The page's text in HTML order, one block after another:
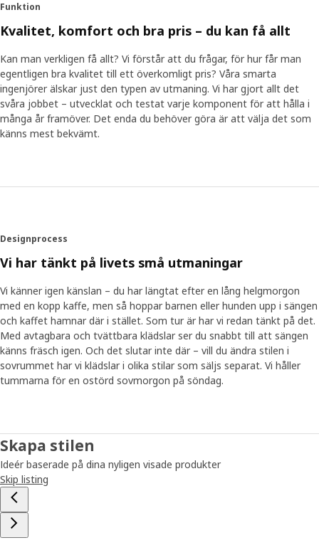
Funktion
Kvalitet, komfort och bra pris – du kan få allt
Kan man verkligen få allt? Vi förstår att du frågar, för hur får man
egentligen bra kvalitet till ett överkomligt pris? Våra smarta
ingenjörer älskar just den typen av utmaning. Vi har gjort allt det
svåra jobbet – utvecklat och testat varje komponent för att hålla i
många år framöver. Det enda du behöver göra är att välja det som
känns mest bekvämt.
Designprocess
Vi har tänkt på livets små utmaningar
Vi känner igen känslan – du har längtat efter en lång helgmorgon
med en kopp kaffe, men så hoppar barnen eller hunden upp i sängen
och kaffet hamnar där i stället. Som tur är har vi redan tänkt på det.
Med avtagbara och tvättbara klädslar ser du snabbt till att sängen
känns fräsch igen. Och det slutar inte där – vill du ändra stilen i
sovrummet har vi klädslar i olika stilar som säljs separat. Vi håller
tummarna för en ostörd sovmorgon på söndag.
Skapa stilen
Ideér baserade på dina nyligen visade produkter
Skip listing